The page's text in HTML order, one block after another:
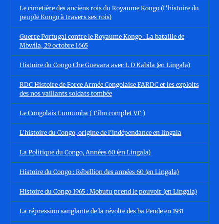
Le cimetière des anciens rois du Royaume Kongo (L'histoire du
peuple Kongo à travers ses rois)
Guerre Portugal contre le Royaume Kongo : La bataille de
Mbwila, 29 octobre 1665
Histoire du Congo Che Guevara avec L D Kabila (en Lingala)
RDC Histoire de Force Armée Congolaise FARDC et les exploits
des nos vaillants soldats tombée
Le Congolais Lumumba ( Film complet VF )
L'histoire du Congo, origine de l'indépendance en lingala
La Politique du Congo, Années 60 (en Lingala)
Histoire du Congo : Rébellion des années 60 (en Lingala)
Histoire du Congo 1965 : Mobutu prend le pouvoir (en Lingala)
La répression sanglante de la révolte des ba Pende en 1931